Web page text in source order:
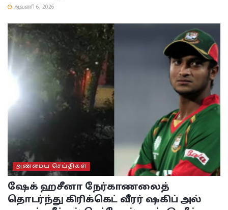
ஆவணி 6, 2026
அண்மைய செய்திகள்
ஷேக் ஹசீனா நேர்காணலைத்
தொடர்ந்து கிரிக்கெட் வீரர் ஷகிப் அல்